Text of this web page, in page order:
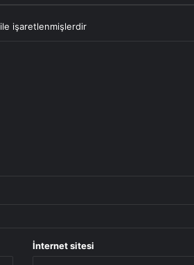
ile işaretlenmişlerdir
İnternet sitesi